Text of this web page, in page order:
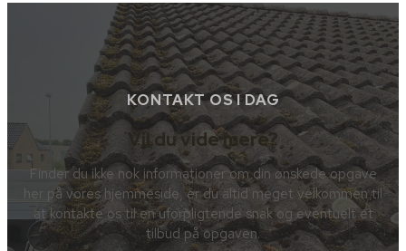
KONTAKT OS I DAG
Vil du vide mere?
Finder du ikke nok informationer om din ønskede opgave
her på vores hjemmeside, er du altid meget velkommen til
at kontakte os til en uforpligtende snak og eventuelt et
tilbud på opgaven.